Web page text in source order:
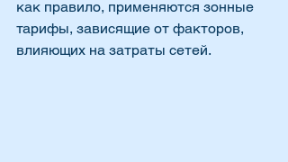
как правило, применяются зонные
тарифы, зависящие от факторов,
влияющих на затраты сетей.